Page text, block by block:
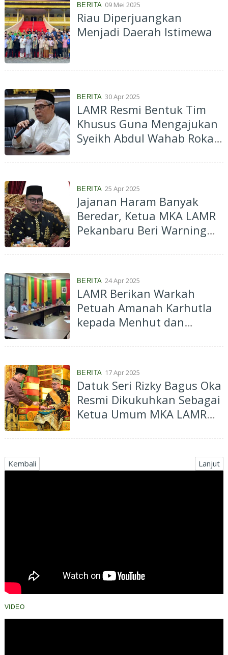
BERITA 09 Mei 2025
Riau Diperjuangkan
Menjadi Daerah Istimewa
BERITA 30 Apr 2025
LAMR Resmi Bentuk Tim
Khusus Guna Mengajukan
Syeikh Abdul Wahab Rokan
BERITA 25 Apr 2025
Jajanan Haram Banyak
Beredar, Ketua MKA LAMR
Pekanbaru Beri Warning
BERITA 24 Apr 2025
LAMR Berikan Warkah
Petuah Amanah Karhutla
kepada Menhut dan
BERITA 17 Apr 2025
Datuk Seri Rizky Bagus Oka
Resmi Dikukuhkan Sebagai
Ketua Umum MKA LAMR
Kembali Lanjut
VIDEO